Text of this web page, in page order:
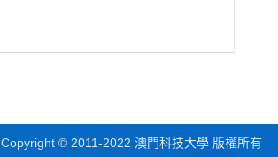
Copyright © 2011-2022 澳門科技大學 版權所有